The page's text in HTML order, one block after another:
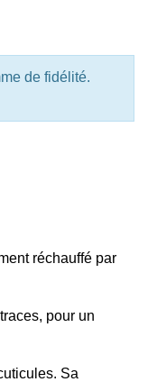
de fidélité.
réchauffé par
pour un
Sa